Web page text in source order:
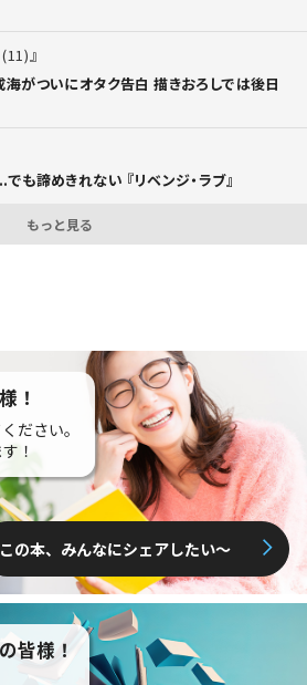
海がついにオタク告白 描きおろしでは後日
も諦めきれない 『リベンジ・ラブ』
もっと見る
！
ださい。
！
この本、みんなにシェアしたい〜
皆様！